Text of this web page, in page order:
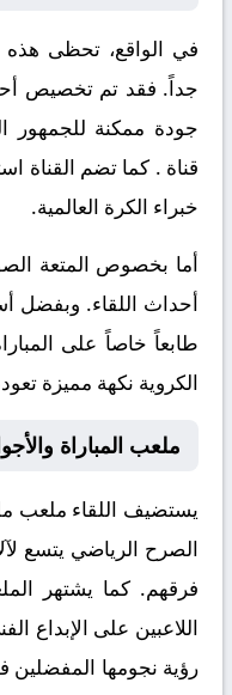
في الواقع، تحظى هذه
جداً. فقد تم تخصيص
جودة ممكنة للجمهور
قناة . كما تضم القناة
خبراء الكرة العالمية.
أما بخصوص المتعة
أحداث اللقاء. وبفضل
طابعاً خاصاً على
الكروية نكهة مميزة
ملعب المباراة
يستضيف اللقاء ملعب
الصرح الرياضي يتسع
فرقهم. كما يشتهر
اللاعبين على الإبداع
رؤية نجومها